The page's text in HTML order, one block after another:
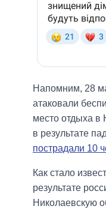
Напомним, 28
атаковали
место отдыха в
в результате
пострадали 10
Как стало
результате
Николаевскую